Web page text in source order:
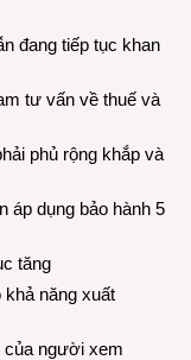
đang tiếp tục khan
tư vấn về thuế và
phủ rộng khắp và
áp dụng bảo hành 5
tăng
năng xuất
của người xem